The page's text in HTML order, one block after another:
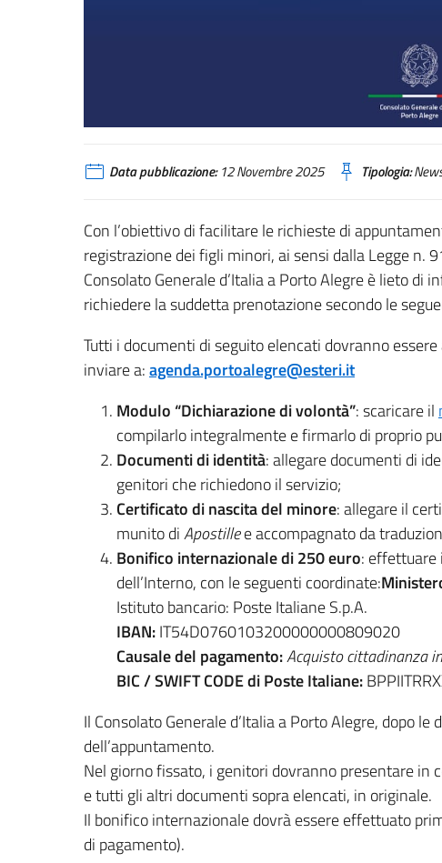
Data pubblicazione:12 Novembre 2025 Tipologia:
Con l’obiettivo di facilitare le richieste di
registrazione dei figli minori, ai sensi dalla Legge
Consolato Generale d’Italia a Porto Alegre è lieto di
richiedere la suddetta prenotazione secondo le
Tutti i documenti di seguito elencati dovranno
inviare a:agenda.portoalegre@esteri.it
Modulo “Dichiarazione di volontà”: scaricare il
compilarlo integralmente e firmarlo di proprio
Documenti di identità: allegare documenti di
genitori che richiedono il servizio;
Certificato di nascita del minore: allegare il
munito diApostillee accompagnato da
Bonifico internazionale di 250 euro: effettuare
dell’Interno, con le seguenti coordinate:
Istituto bancario: Poste Italiane S.p.A.
IBAN:IT54D0760103200000000809020
Causale del pagamento:Acquisto cittadinanza
BIC / SWIFT CODE di Poste Italiane:
Il Consolato Generale d’Italia a Porto Alegre, dopo
dell’appuntamento.
Nel giorno fissato, i genitori dovranno presentare in
e tutti gli altri documenti sopra elencati, in originale.
Il bonifico internazionale dovrà essere effettuato
di pagamento).